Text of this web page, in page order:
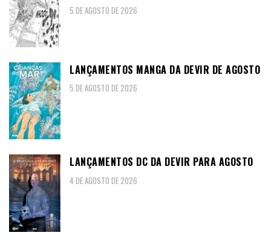
5 DE AGOSTO DE 2026
LANÇAMENTOS MANGA DA DEVIR DE AGOSTO
5 DE AGOSTO DE 2026
LANÇAMENTOS DC DA DEVIR PARA AGOSTO
4 DE AGOSTO DE 2026